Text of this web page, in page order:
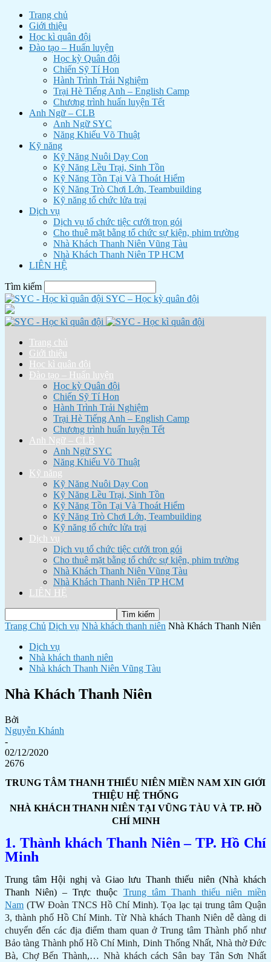
Trang chủ
Giới thiệu
Học kì quân đội
Đào tạo – Huấn luyện
Học kỳ Quân đội
Chiến Sỹ Tí Hon
Hành Trình Trải Nghiệm
Trại Hè Tiếng Anh – English Camp
Chương trình huấn luyện Tết
Anh Ngữ – CLB
Anh Ngữ SYC
Năng Khiếu Võ Thuật
Kỹ năng
Kỹ Năng Nuôi Dạy Con
Kỹ Năng Lều Trại, Sinh Tồn
Kỹ Năng Tồn Tại Và Thoát Hiểm
Kỹ Năng Trò Chơi Lớn, Teambuilding
Kỹ năng tổ chức lửa trại
Dịch vụ
Dịch vụ tổ chức tiệc cưới trọn gói
Cho thuê mặt bằng tổ chức sự kiện, phim trường
Nhà Khách Thanh Niên Vũng Tàu
Nhà Khách Thanh Niên TP HCM
LIÊN HỆ
Tìm kiếm
SYC – Học kỳ quân đội
Trang chủ
Giới thiệu
Học kì quân đội
Đào tạo – Huấn luyện
Học kỳ Quân đội
Chiến Sỹ Tí Hon
Hành Trình Trải Nghiệm
Trại Hè Tiếng Anh – English Camp
Chương trình huấn luyện Tết
Anh Ngữ – CLB
Anh Ngữ SYC
Năng Khiếu Võ Thuật
Kỹ năng
Kỹ Năng Nuôi Dạy Con
Kỹ Năng Lều Trại, Sinh Tồn
Kỹ Năng Tồn Tại Và Thoát Hiểm
Kỹ Năng Trò Chơi Lớn, Teambuilding
Kỹ năng tổ chức lửa trại
Dịch vụ
Dịch vụ tổ chức tiệc cưới trọn gói
Cho thuê mặt bằng tổ chức sự kiện, phim trường
Nhà Khách Thanh Niên Vũng Tàu
Nhà Khách Thanh Niên TP HCM
LIÊN HỆ
Trang Chủ Dịch vụ Nhà khách thanh niên Nhà Khách Thanh Niên
Dịch vụ
Nhà khách thanh niên
Nhà khách Thanh Niên Vũng Tàu
Nhà Khách Thanh Niên
Bởi
Nguyễn Khánh
-
02/12/2020
2676
TRUNG TÂM THANH THIẾU NIÊN MIỀN NAM XIN GIỚI
THIỆU HỆ THỐNG
NHÀ KHÁCH THANH NIÊN TẠI VŨNG TÀU VÀ TP. HỒ
CHÍ MINH
1. Thành khách Thanh Niên – TP. Hồ Chí
Minh
Trung tâm Hội nghị và Giao lưu Thanh thiếu niên (Nhà khách
Thanh Niên) – Trực thuộc Trung tâm Thanh thiếu niên miền
Nam (TW Đoàn TNCS Hồ Chí Minh). Tọa lạc tại trung tâm Quận
3, thành phố Hồ Chí Minh. Từ Nhà khách Thanh Niên dễ dàng di
chuyển đến các địa điểm tham quan ở Trung tâm Thành phố như
Bảo tàng Thành phố Hồ Chí Minh, Dinh Thống Nhất, Nhà thờ Đức
Bà, Chợ Bến Thành,… Nhà khách cách Sân bay Tân Sơn Nhất